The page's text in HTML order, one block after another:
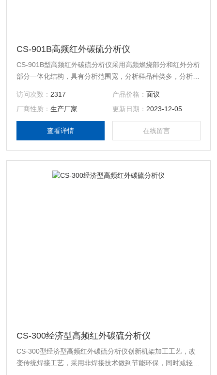
CS-901B高频红外碳硫分析仪
CS-901B型高频红外碳硫分析仪采用高频燃烧部分和红外分析
部分一体化结构，具有分析范围宽，分析样品种类多，分析精
统
访问次数： 2317 产品价格： 面议
厂商性质：生产厂家 更新日期： 2023-12-05
查看详情 在线留言
CS-300经济型高频红外碳硫分析仪
CS-300型经济型高频红外碳硫分析仪创新机架加工工艺，改
变传统焊接工艺，采用非焊接技术做到节能环保，同时减轻整